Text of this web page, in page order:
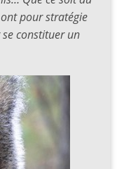
pour stratégie
constituer un